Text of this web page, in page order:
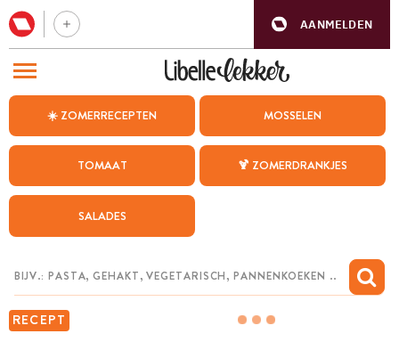
AANMELDEN
☀️ ZOMERRECEPTEN MOSSELEN
TOMAAT 🍹 ZOMERDRANKJES
SALADES
RECEPT
BEZOEK ONZE ANDERE WEBSITES
WEEKMENU
CHAT MET MAIA
MIJN BEWAARDE RECEPTEN